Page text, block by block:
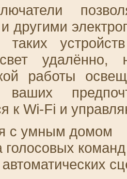
другими
работы
к Wi-Fi и
с умным домом